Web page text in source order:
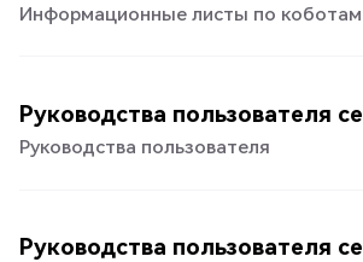
Информационные листы по коботам
Руководства пользователя
Руководства пользователя
Руководства пользователя